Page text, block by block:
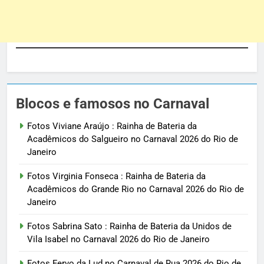
Blocos e famosos no Carnaval
Fotos Viviane Araújo : Rainha de Bateria da
Acadêmicos do Salgueiro no Carnaval 2026 do Rio de
Janeiro
Fotos Virginia Fonseca : Rainha de Bateria da
Acadêmicos do Grande Rio no Carnaval 2026 do Rio de
Janeiro
Fotos Sabrina Sato : Rainha de Bateria da Unidos de
Vila Isabel no Carnaval 2026 do Rio de Janeiro